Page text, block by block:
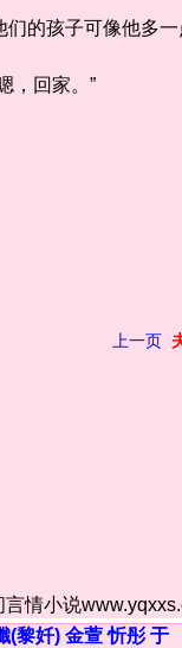
孩子可像他多一
，回家。”
上一页
言情小说
(黎奷) 金萱 忻彤 于